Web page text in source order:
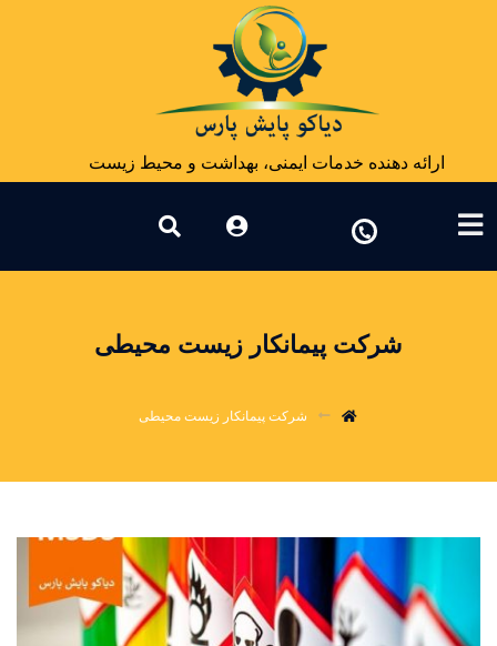
ارائه دهنده خدمات ایمنی، بهداشت و محیط زیست
شرکت پیمانکار زیست محیطی
شرکت پیمانکار زیست محیطی